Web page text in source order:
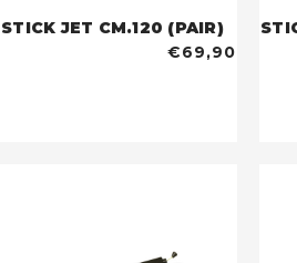
STICK JET CM.120 (PAIR)
€69,90